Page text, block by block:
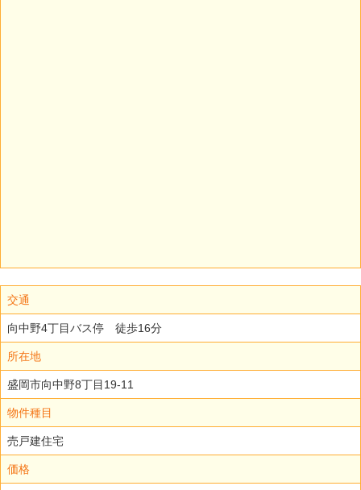
交通
向中野4丁目バス停 徒歩16分
所在地
盛岡市向中野8丁目19-11
物件種目
売戸建住宅
価格